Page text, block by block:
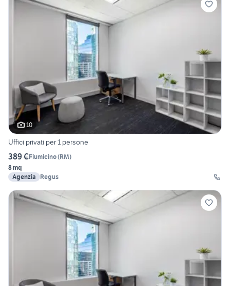
10
Uffici privati per 1 persone
389 €Fiumicino(RM)
8 mq
Agenzia
Regus